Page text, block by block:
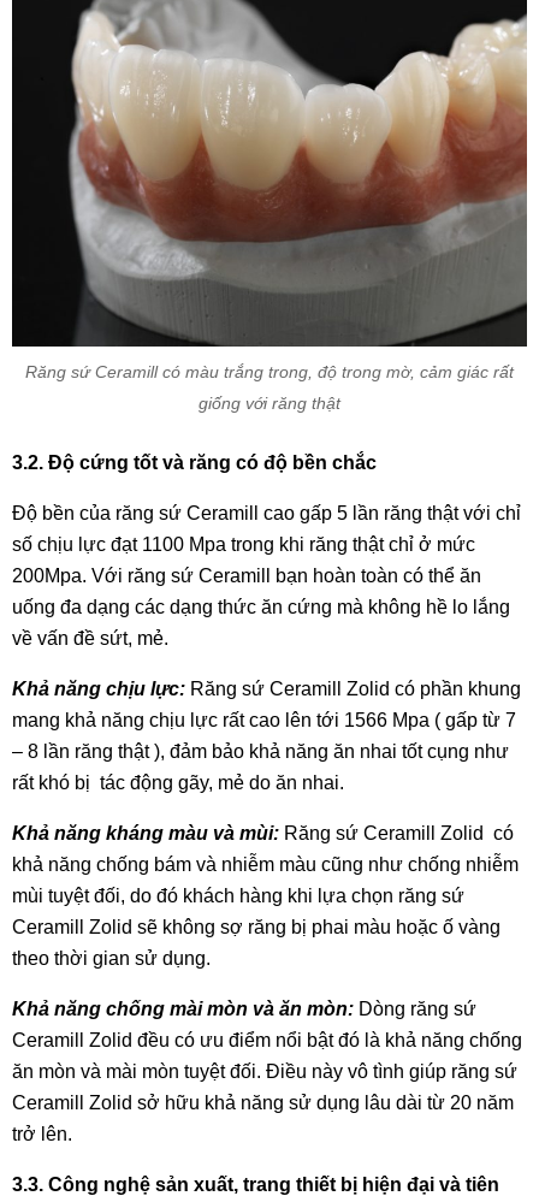
Răng sứ Ceramill có màu trắng trong, độ trong mờ, cảm giác rất
giống với răng thật
3.2. Độ cứng tốt và răng có độ bền chắc
Độ bền của răng sứ Ceramill cao gấp 5 lần răng thật với chỉ
số chịu lực đạt 1100 Mpa trong khi răng thật chỉ ở mức
200Mpa. Với răng sứ Ceramill bạn hoàn toàn có thể ăn
uống đa dạng các dạng thức ăn cứng mà không hề lo lắng
về vấn đề sứt, mẻ.
Khả năng chịu lực: Răng sứ Ceramill Zolid có phần khung
mang khả năng chịu lực rất cao lên tới 1566 Mpa ( gấp từ 7
– 8 lần răng thật ), đảm bảo khả năng ăn nhai tốt cụng như
rất khó bị tác động gãy, mẻ do ăn nhai.
Khả năng kháng màu và mùi: Răng sứ Ceramill Zolid có
khả năng chống bám và nhiễm màu cũng như chống nhiễm
mùi tuyệt đối, do đó khách hàng khi lựa chọn răng sứ
Ceramill Zolid sẽ không sợ răng bị phai màu hoặc ố vàng
theo thời gian sử dụng.
Khả năng chống mài mòn và ăn mòn: Dòng răng sứ
Ceramill Zolid đều có ưu điểm nổi bật đó là khả năng chống
ăn mòn và mài mòn tuyệt đối. Điều này vô tình giúp răng sứ
Ceramill Zolid sở hữu khả năng sử dụng lâu dài từ 20 năm
trở lên.
3.3. Công nghệ sản xuất, trang thiết bị hiện đại và tiên